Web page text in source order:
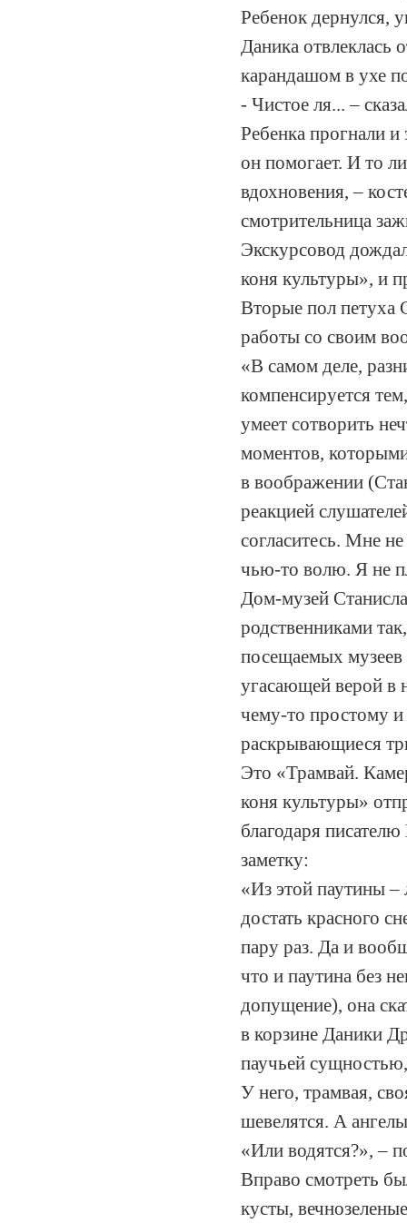
Ребенок дернулся,
Даника отвлеклась
карандашом в ухе
- Чистое ля... –
Ребенка прогнали и
он помогает. И то
вдохновения, –
смотрительница
Экскурсовод
коня культуры», и
Вторые пол петуха
работы со своим
«В самом деле,
компенсируется
умеет сотворить
моментов,
в воображении
реакцией
согласитесь. Мне
чью-то волю. Я не
Дом-музей
родственниками
посещаемых
угасающей верой в
чему-то простому
раскрывающиеся
Это «Трамвай.
коня культуры»
благодаря
заметку:
«Из этой паутины –
достать красного
пару раз. Да и
что и паутина без
допущение), она
в корзине Даники
паучьей
У него, трамвая,
шевелятся. А
«Или водятся?», –
Вправо смотреть
кусты,